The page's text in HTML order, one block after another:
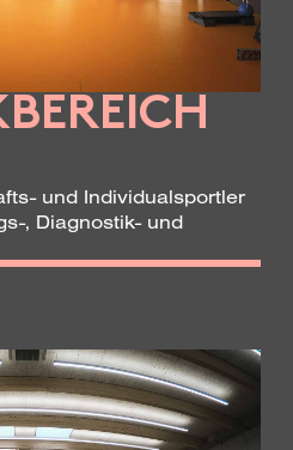
und Individualsportler
, Diagnostik- und